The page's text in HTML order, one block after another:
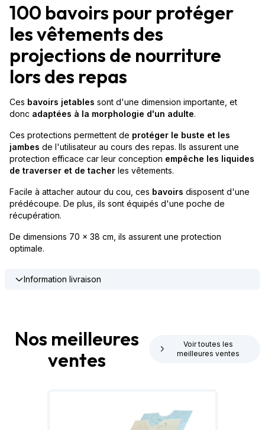
100 bavoirs pour protéger
les vêtements des
projections de nourriture
lors des repas
Ces bavoirs jetables sont d'une dimension importante, et
donc adaptées à la morphologie d'un adulte.
Ces protections permettent de protéger le buste et les
jambes de l'utilisateur au cours des repas. Ils assurent une
protection efficace car leur conception empêche les liquides
de traverser et de tacher les vêtements.
Facile à attacher autour du cou, ces bavoirs disposent d'une
prédécoupe. De plus, ils sont équipés d'une poche de
récupération.
De dimensions 70 x 38 cm, ils assurent une protection
optimale.
Information livraison
Nos meilleures
ventes
Voir toutes les
meilleures ventes